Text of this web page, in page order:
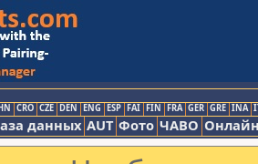
CRO CZE DEN ENG ESP FAI FIN FRA GER GRE INA
данных AUT Фото ЧАВО